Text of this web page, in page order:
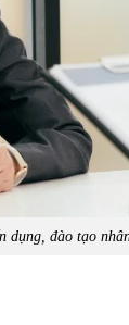
dụng, đào tạo